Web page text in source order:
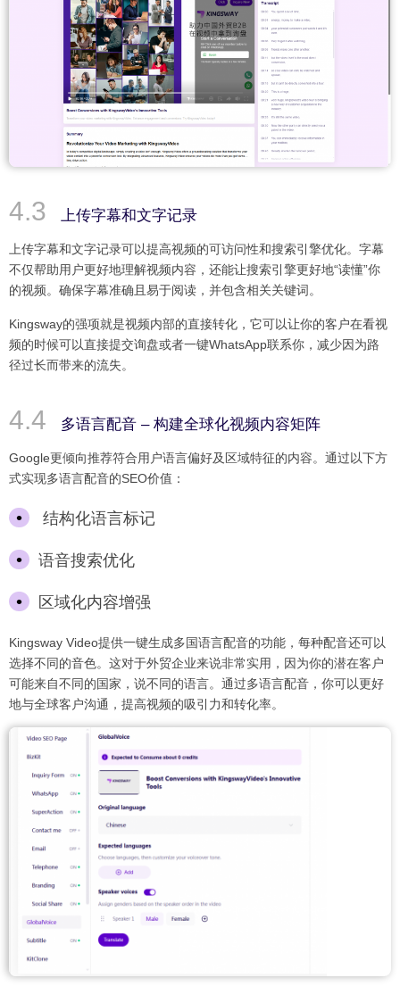
上传字幕和文字记录
上传字幕和文字记录可以提高视频的可访问性和搜索引擎优化。字幕
不仅帮助用户更好地理解视频内容，还能让搜索引擎更好地“读懂”你
的视频。确保字幕准确且易于阅读，并包含相关关键词。
Kingsway的强项就是视频内部的直接转化，它可以让你的客户在看视
频的时候可以直接提交询盘或者一键WhatsApp联系你，减少因为路
径过长而带来的流失。
多语言配音 – 构建全球化视频内容矩阵
Google更倾向推荐符合用户语言偏好及区域特征的内容。通过以下方
式实现多语言配音的SEO价值：
结构化语言标记
语音搜索优化
区域化内容增强
Kingsway Video提供一键生成多国语言配音的功能，每种配音还可以
选择不同的音色。这对于外贸企业来说非常实用，因为你的潜在客户
可能来自不同的国家，说不同的语言。通过多语言配音，你可以更好
地与全球客户沟通，提高视频的吸引力和转化率。